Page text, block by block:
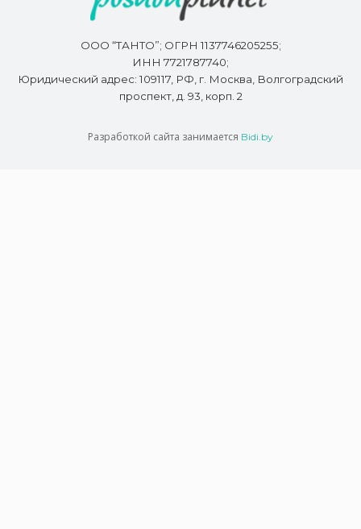
ООО “ТАНТО”; ОГРН 1137746205255;
ИНН 7721787740;
Юридический адрес: 109117, РФ, г. Москва, Волгоградский
проспект, д. 93, корп. 2
Разработкой сайта занимается Bidi.by